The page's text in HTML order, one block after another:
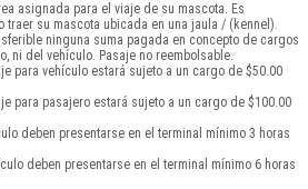
asignada para el viaje de su mascota. Es
su mascota ubicada en una jaula / (kennel).
ninguna suma pagada en concepto de cargos
ni del vehículo. Pasaje no reembolsable.
para vehículo estará sujeto a un cargo de $50.00
para pasajero estará sujeto a un cargo de $100.00
deben presentarse en el terminal mínimo 3 horas
deben presentarse en el terminal mínimo 6 horas